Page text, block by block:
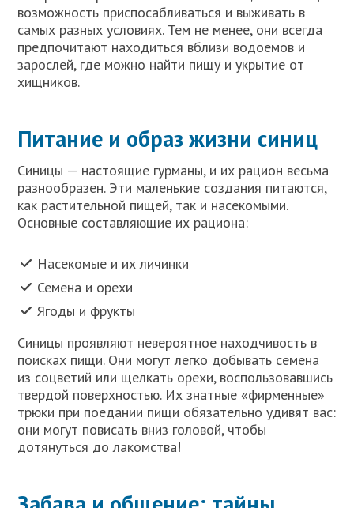
возможность приспосабливаться и выживать в
самых разных условиях. Тем не менее, они всегда
предпочитают находиться вблизи водоемов и
зарослей, где можно найти пищу и укрытие от
хищников.
Питание и образ жизни синиц
Синицы — настоящие гурманы, и их рацион весьма
разнообразен. Эти маленькие создания питаются,
как растительной пищей, так и насекомыми.
Основные составляющие их рациона:
Насекомые и их личинки
Семена и орехи
Ягоды и фрукты
Синицы проявляют невероятное находчивость в
поисках пищи. Они могут легко добывать семена
из соцветий или щелкать орехи, воспользовавшись
твердой поверхностью. Их знатные «фирменные»
трюки при поедании пищи обязательно удивят вас:
они могут повисать вниз головой, чтобы
дотянуться до лакомства!